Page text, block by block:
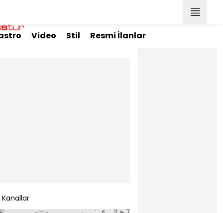
Video Stil Resmi İlanlar